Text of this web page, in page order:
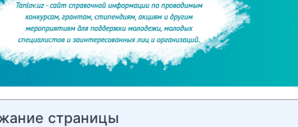
страницы